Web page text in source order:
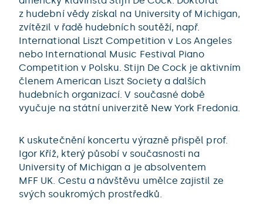
z hudební vědy získal na University of Michigan,
zvítězil v řadě hudebních soutěží, např.
International Liszt Competition v Los Angeles
nebo International Music Festival Piano
Competition v Polsku. Stijn De Cock je aktivním
členem American Liszt Society a dalších
hudebních organizací. V současné době
vyučuje na státní univerzitě New York Fredonia.
K uskutečnění koncertu výrazně přispěl prof.
Igor Kříž, který působí v současnosti na
University of Michigan a je absolventem
MFF UK. Cestu a návštěvu umělce zajistil ze
svých soukromých prostředků.